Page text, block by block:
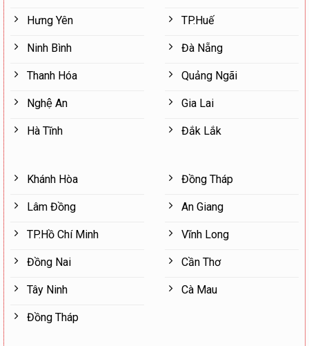
Hưng Yên
Ninh Bình
Thanh Hóa
Nghệ An
Hà Tĩnh
TP.Huế
Đà Nẵng
Quảng Ngãi
Gia Lai
Đắk Lắk
Khánh Hòa
Lâm Đồng
TP.Hồ Chí Minh
Đồng Nai
Tây Ninh
Đồng Tháp
Đồng Tháp
An Giang
Vĩnh Long
Cần Thơ
Cà Mau